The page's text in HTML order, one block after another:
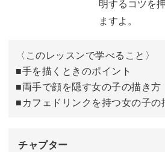
明するコツを
ますよ。
〈このレッスンで学べること〉
■手を描くときのポイント
■両手で顔を隠す女の子の描き方
■カフェドリンクを持つ女の子の
チャプター